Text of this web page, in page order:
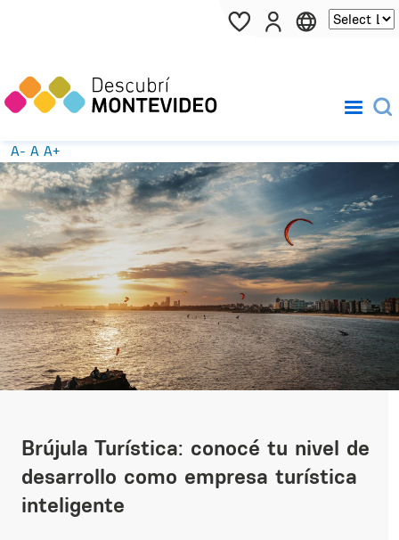
Pasar al contenido principal
A- A A+
Brújula Turística: conocé tu nivel de
desarrollo como empresa turística
inteligente